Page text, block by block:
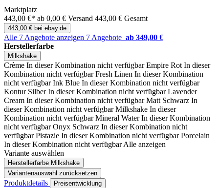
Marktplatz
443,00 €* ab 0,00 € Versand 443,00 € Gesamt
443,00 € bei ebay.de
Alle 7 Angebote anzeigen 7 Angebote ab 349,00 €
Herstellerfarbe
Milkshake
Crème In dieser Kombination nicht verfügbar Empire Rot In dieser
Kombination nicht verfügbar Fresh Linen In dieser Kombination
nicht verfügbar Ink Blue In dieser Kombination nicht verfügbar
Kontur Silber In dieser Kombination nicht verfügbar Lavender
Cream In dieser Kombination nicht verfügbar Matt Schwarz In
dieser Kombination nicht verfügbar Milkshake In dieser
Kombination nicht verfügbar Mineral Water In dieser Kombination
nicht verfügbar Onyx Schwarz In dieser Kombination nicht
verfügbar Pistazie In dieser Kombination nicht verfügbar Porcelain
In dieser Kombination nicht verfügbar Alle anzeigen
Variante auswählen
Herstellerfarbe Milkshake
Variantenauswahl zurücksetzen
Produktdetails Preisentwicklung